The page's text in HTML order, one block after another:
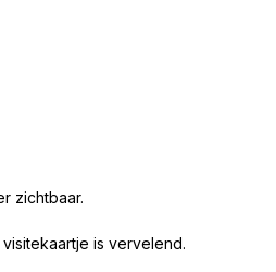
zichtbaar.
is vervelend.